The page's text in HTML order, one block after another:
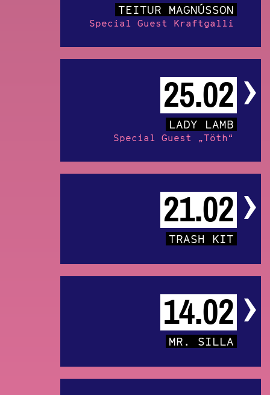
TEITUR MAGNÚSSON
Special Guest Kraftgalli
25.02
LADY LAMB
Special Guest „Töth“
21.02
TRASH KIT
14.02
MR. SILLA